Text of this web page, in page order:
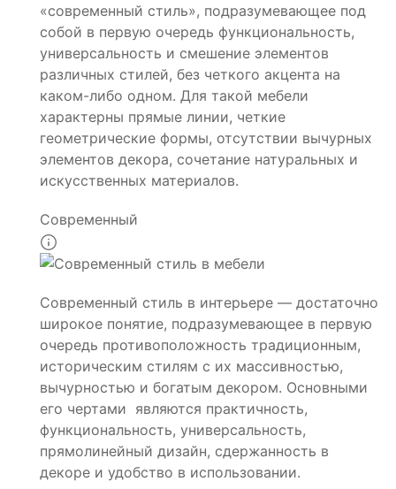
«современный стиль», подразумевающее под
собой в первую очередь функциональность,
универсальность и смешение элементов
различных стилей, без четкого акцента на
каком-либо одном. Для такой мебели
характерны прямые линии, четкие
геометрические формы, отсутствии вычурных
элементов декора, сочетание натуральных и
искусственных материалов.
Современный
Современный стиль в интерьере — достаточно
широкое понятие, подразумевающее в первую
очередь противоположность традиционным,
историческим стилям с их массивностью,
вычурностью и богатым декором. Основными
его чертами являются практичность,
функциональность, универсальность,
прямолинейный дизайн, сдержанность в
декоре и удобство в использовании.